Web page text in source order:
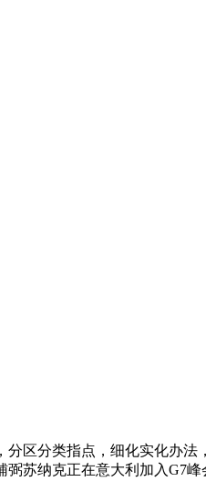
区分类指点，细化实化办法
苏纳克正在意大利加入G7